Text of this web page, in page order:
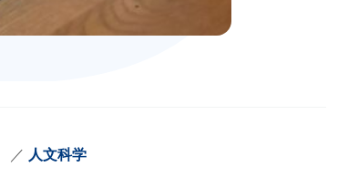
人文科学